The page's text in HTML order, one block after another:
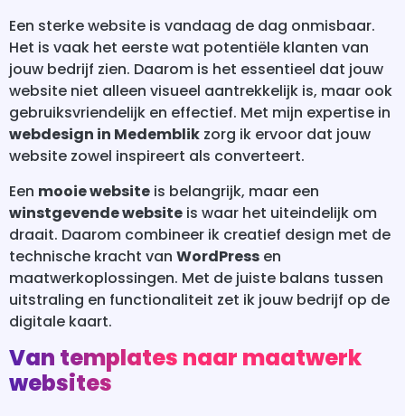
Een sterke website is vandaag de dag onmisbaar.
Het is vaak het eerste wat potentiële klanten van
jouw bedrijf zien. Daarom is het essentieel dat jouw
website niet alleen visueel aantrekkelijk is, maar ook
gebruiksvriendelijk en effectief. Met mijn expertise in
webdesign in Medemblik zorg ik ervoor dat jouw
website zowel inspireert als converteert.
Een mooie website is belangrijk, maar een
winstgevende website is waar het uiteindelijk om
draait. Daarom combineer ik creatief design met de
technische kracht van WordPress en
maatwerkoplossingen. Met de juiste balans tussen
uitstraling en functionaliteit zet ik jouw bedrijf op de
digitale kaart.
Van templates naar maatwerk
websites